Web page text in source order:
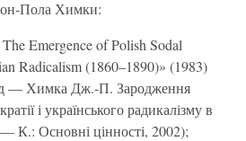
Пола Химки:
Emergence of Polish Sodal
Radicalism (1860–1890)» (1983)
— Химка Дж.-П. Зародження
і українського радикалізму в
К.: Основні цінності, 2002);